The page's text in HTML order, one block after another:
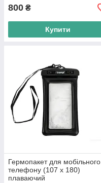
800 ₴
Купити
Гермопакет для мобільного
телефону (107 х 180)
плаваючий